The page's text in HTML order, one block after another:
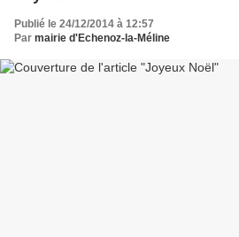
Publié le 24/12/2014 à 12:57
Par mairie d'Echenoz-la-Méline